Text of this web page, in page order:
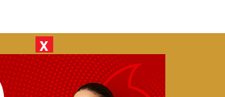
X
© 2026
zkouknoutfilm.cz